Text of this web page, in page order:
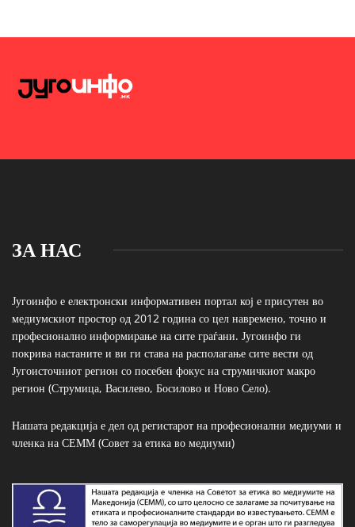
ЗА НАС
Југоинфо е електронски информативен портал кој е присутен во
медиумскиот простор од 2012 година со цел навремено, точно и
професионално информирање на сите граѓани. Југоинфо ги
покрива настаните и ви ги става на располагање сите вести од
Југоисточниот регион со посебен фокус на струмичкиот макро
регион (Струмица, Василево, Босилово и Ново Село).
Нашата редакција е дел од регистарот на професионални медиуми и
членка на СЕММ (Совет за етика во медиуми)